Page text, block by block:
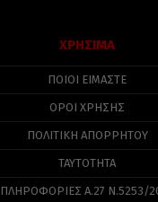
ΧΡΗΣΙΜΑ
ΠΟΙΟΙ ΕΙΜΑΣΤΕ
ΟΡΟΙ ΧΡΗΣΗΣ
ΠΟΛΙΤΙΚΉ ΑΠΟΡΡΉΤΟΥ
ΤΑΥΤΟΤΗΤΑ
ΠΛΗΡΟΦΟΡΊΕΣ Α.27 Ν.5253/